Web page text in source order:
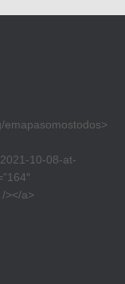
emapasomostodos>
10-08-at-
></a>